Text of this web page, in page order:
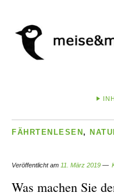
FÄHRTENLESEN ,
Veröffentlicht am 11. März 2019
Was machen Sie